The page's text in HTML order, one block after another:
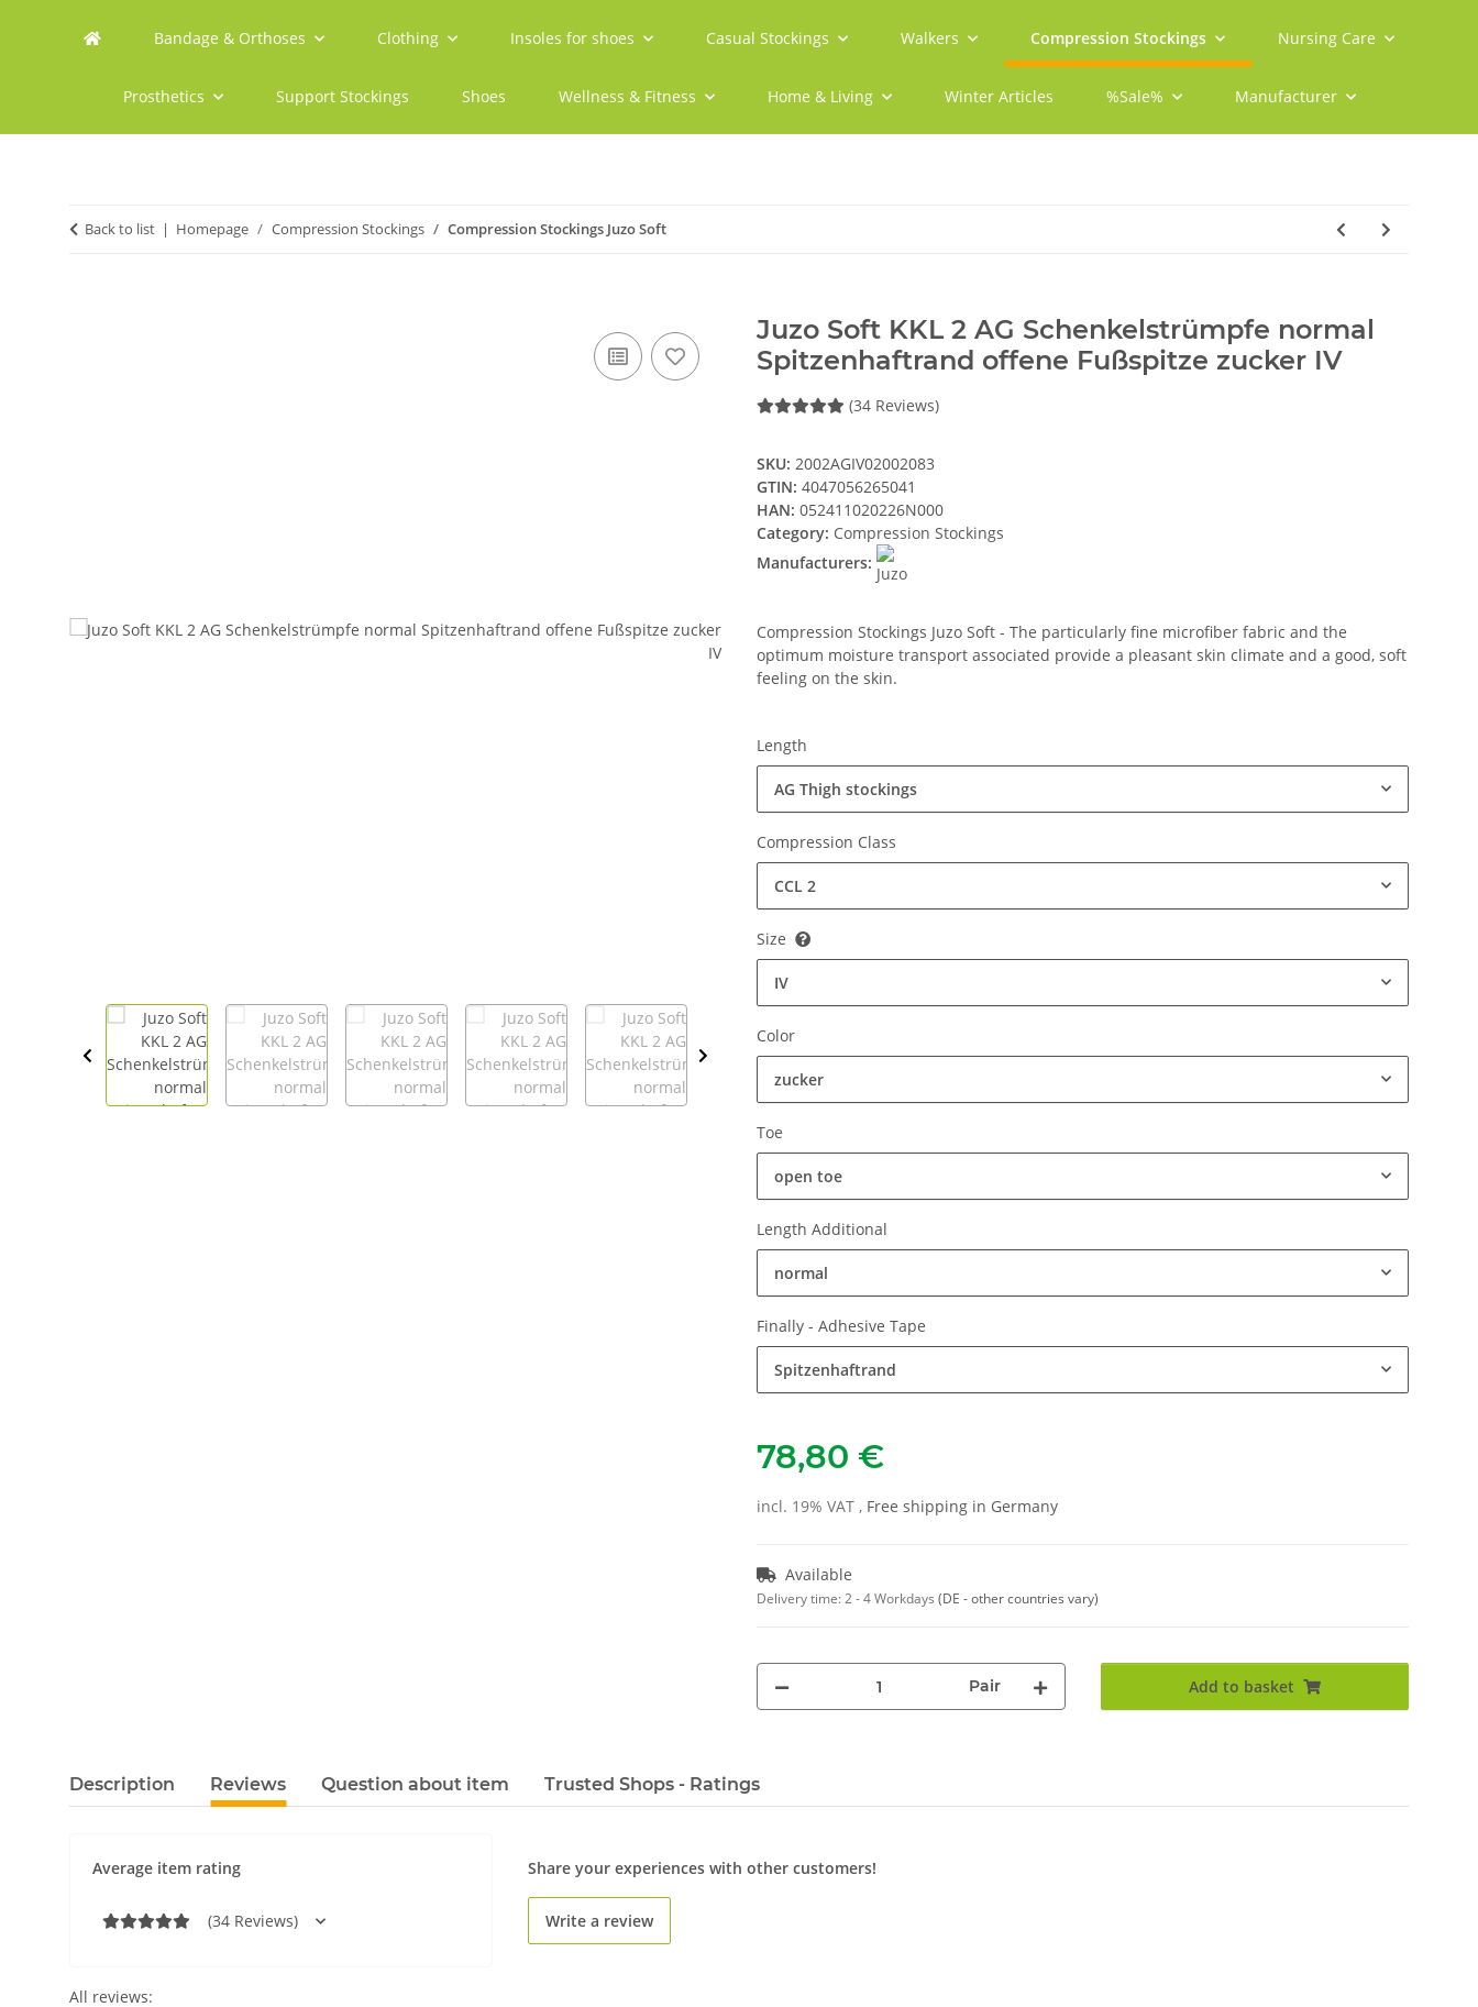
Bandage & Orthoses Clothing Insoles for shoes Casual Stockings Walkers Compression Stockings Nursing Care
Prosthetics Support Stockings Shoes Wellness & Fitness Home & Living Winter Articles %Sale% Manufacturer
Back to list Homepage Compression Stockings Compression Stockings Juzo Soft
Juzo Soft KKL 2 AG Schenkelstrümpfe normal
Spitzenhaftrand offene Fußspitze zucker IV
(34 Reviews)
SKU: 2002AGIV02002083
GTIN: 4047056265041
HAN: 052411020226N000
Category: Compression Stockings
Manufacturers:
Compression Stockings Juzo Soft - The particularly fine microfiber fabric and the
optimum moisture transport associated provide a pleasant skin climate and a good, soft
feeling on the skin.
Length
AG Thigh stockings
Compression Class
CCL 2
Size
IV
Color
zucker
Toe
open toe
Length Additional
normal
Finally - Adhesive Tape
Spitzenhaftrand
78,80 €
incl. 19% VAT , Free shipping in Germany
Available
Delivery time:2 - 4 Workdays (DE - other countries vary)
Pair Add to basket
Description Reviews Question about item Trusted Shops - Ratings
Average item rating
(34 Reviews)
Share your experiences with other customers!
Write a review
All reviews: